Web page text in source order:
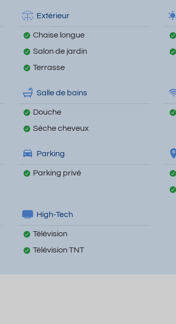
Extérieur
Chaise longue
Salon de jardin
Terrasse
Salle de bains
Douche
Sèche cheveux
Parking
Parking privé
High-Tech
Télévision
Télévision TNT